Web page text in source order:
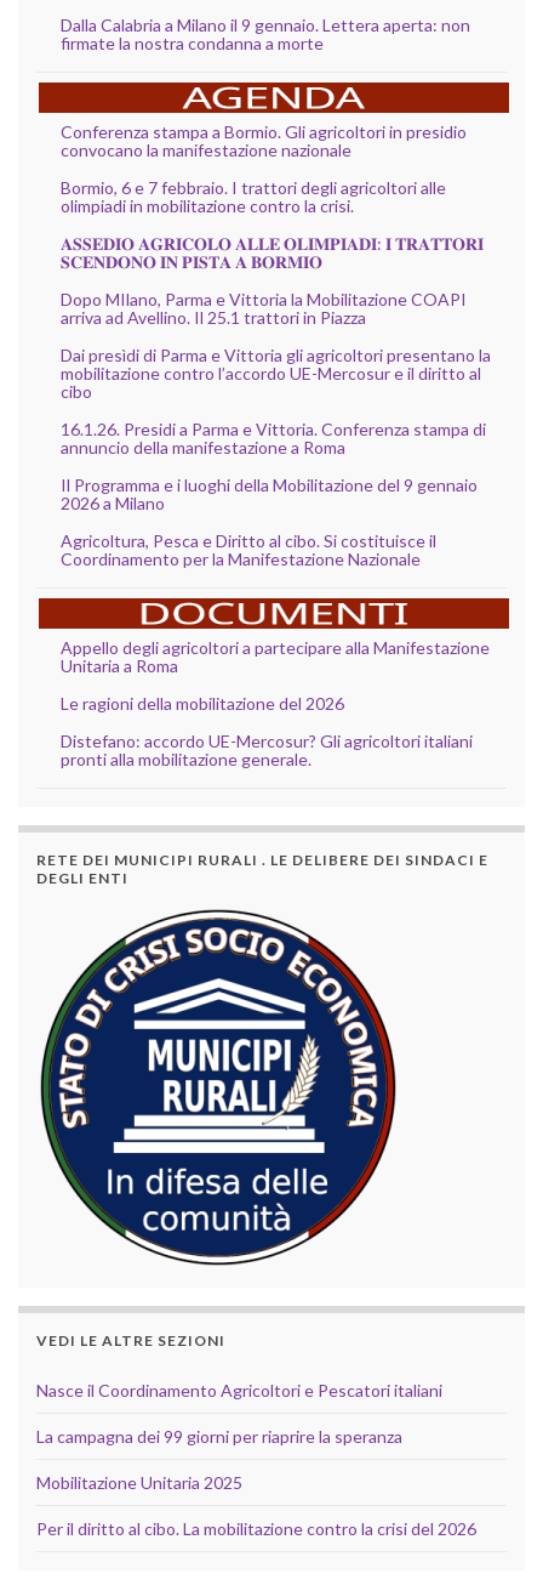
Dalla Calabria a Milano il 9 gennaio. Lettera aperta: non
firmate la nostra condanna a morte
Conferenza stampa a Bormio. Gli agricoltori in presidio
convocano la manifestazione nazionale
Bormio, 6 e 7 febbraio. I trattori degli agricoltori alle
olimpiadi in mobilitazione contro la crisi.
𝐀𝐒𝐒𝐄𝐃𝐈𝐎 𝐀𝐆𝐑𝐈𝐂𝐎𝐋𝐎 𝐀𝐋𝐋𝐄 𝐎𝐋𝐈𝐌𝐏𝐈𝐀𝐃𝐈: 𝐈 𝐓𝐑𝐀𝐓𝐓𝐎𝐑𝐈
𝐒𝐂𝐄𝐍𝐃𝐎𝐍𝐎 𝐈𝐍 𝐏𝐈𝐒𝐓𝐀 𝐀 𝐁𝐎𝐑𝐌𝐈𝐎
Dopo MIlano, Parma e Vittoria la Mobilitazione COAPI
arriva ad Avellino. Il 25.1 trattori in Piazza
Dai presìdi di Parma e Vittoria gli agricoltori presentano la
mobilitazione contro l’accordo UE-Mercosur e il diritto al
cibo
16.1.26. Presidi a Parma e Vittoria. Conferenza stampa di
annuncio della manifestazione a Roma
Il Programma e i luoghi della Mobilitazione del 9 gennaio
2026 a Milano
Agricoltura, Pesca e Diritto al cibo. Si costituisce il
Coordinamento per la Manifestazione Nazionale
Appello degli agricoltori a partecipare alla Manifestazione
Unitaria a Roma
Le ragioni della mobilitazione del 2026
Distefano: accordo UE-Mercosur? Gli agricoltori italiani
pronti alla mobilitazione generale.
RETE DEI MUNICIPI RURALI . LE DELIBERE DEI SINDACI E
DEGLI ENTI
VEDI LE ALTRE SEZIONI
Nasce il Coordinamento Agricoltori e Pescatori italiani
La campagna dei 99 giorni per riaprire la speranza
Mobilitazione Unitaria 2025
Per il diritto al cibo. La mobilitazione contro la crisi del 2026